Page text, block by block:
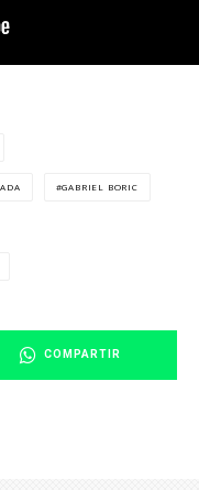
GABRIEL BORIC
COMPARTIR